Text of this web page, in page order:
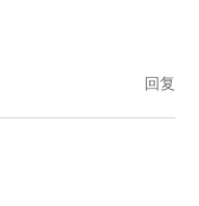
回复